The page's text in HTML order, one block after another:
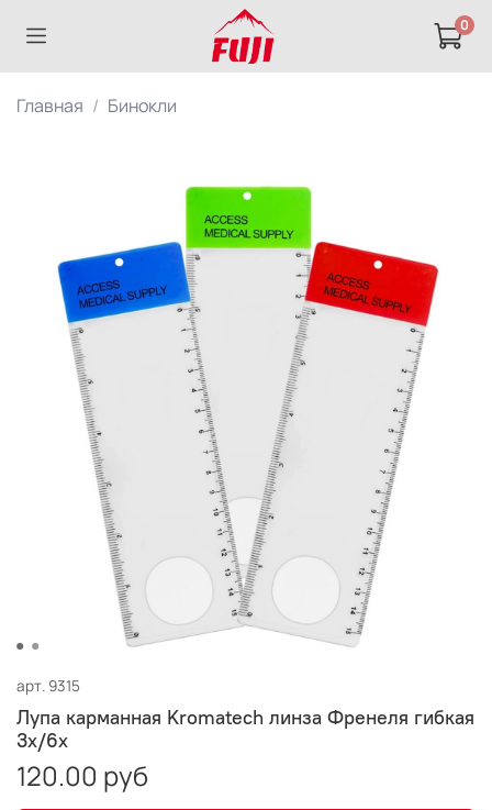
0
Главная Бинокли
арт. 9315
Лупа карманная Kromatech линза Френеля гибкая
3х/6х
120.00 руб